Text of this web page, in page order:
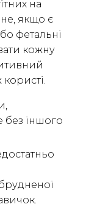
на
якщо є
фетальні
кожну
без іншого